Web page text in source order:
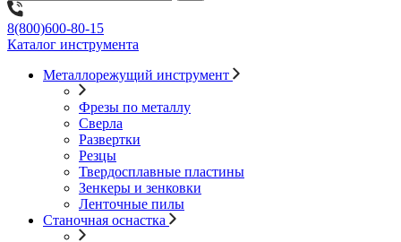
8(800)600-80-15
Каталог инструмента
Металлорежущий инструмент
Фрезы по металлу
Сверла
Развертки
Резцы
Твердосплавные пластины
Зенкеры и зенковки
Ленточные пилы
Станочная оснастка